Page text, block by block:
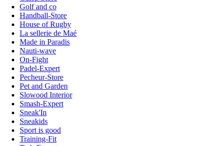
Golf and co
Handball-Store
House of Rugby
La sellerie de Maé
Made in Paradis
Nauti-wave
On-Fight
Padel-Expert
Pecheur-Store
Pet and Garden
Slowood Interior
Smash-Expert
Sneak'In
Sneakids
Sport is good
Training-Fit